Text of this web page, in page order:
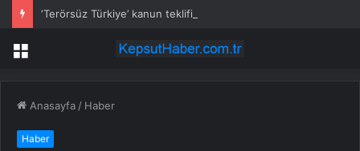
‘Terörsüz Türkiye’ kanun teklifi TBMM’ye sunuldu
Menü
Anasayfa / Haber
Haber